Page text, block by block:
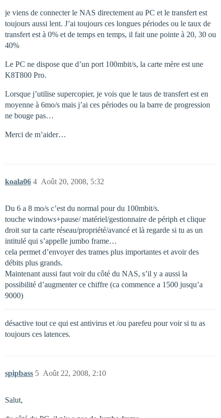
je viens de connecter le NAS directement au PC et le transfert est
toujours aussi lent. J’ai toujours ces longues périodes ou le taux de
transfert est à 0% et de temps en temps, il fait une pointe à 20, 30 ou
40%
Le PC ne dispose que d’un port 100mbit/s, la carte mère est une
K8T800 Pro.
Lorsque j’utilise supercopier, je vois que le taus de transfert est en
moyenne à 6mo/s mais j’ai ces périodes ou la barre de progression
ne bouge pas…
Merci de m’aider…
koala06 Août 20, 2008, 5:32
4
Du 6 a 8 mo/s c’est du normal pour du 100mbit/s.
touche windows+pause/ matériel/gestionnaire de périph et clique
droit sur ta carte réseau/propriété/avancé et là regarde si tu as un
intitulé qui s’appelle jumbo frame…
cela permet d’envoyer des trames plus importantes et avoir des
débits plus grands.
Maintenant aussi faut voir du côté du NAS, s’il y a aussi la
possibilité d’augmenter ce chiffre (ca commence a 1500 jusqu’a
9000)
désactive tout ce qui est antivirus et /ou parefeu pour voir si tu as
toujours ces latences.
spipbass Août 22, 2008, 2:10
5
Salut,